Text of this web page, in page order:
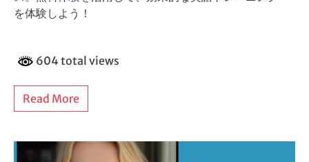
を体験しよう！
604 total views
Read More